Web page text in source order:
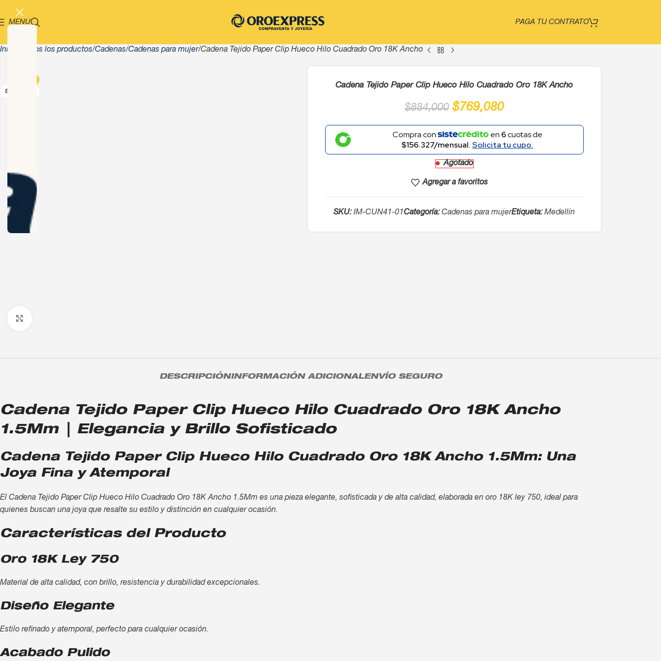
MENU PAGA TU CONTRATO
Inicio Todos los productos Cadenas Cadenas para mujer Cadena Tejido Paper Clip Hueco Hilo Cuadrado Oro 18K Ancho
SOLD OUT
Cadena Tejido Paper Clip Hueco Hilo Cuadrado Oro 18K Ancho
$884,000 $769,080
Compra con en 6cuotas de
$156.327/mensual.Solicita tu cupo.
Agotado
Agregar a favoritos
SKU:IM-CUN41-01Categoría: Cadenas para mujerEtiqueta: Medellín
DESCRIPCIÓNINFORMACIÓN ADICIONALENVÍO SEGURO
Cadena Tejido Paper Clip Hueco Hilo Cuadrado Oro 18K Ancho
1.5Mm | Elegancia y Brillo Sofisticado
Cadena Tejido Paper Clip Hueco Hilo Cuadrado Oro 18K Ancho 1.5Mm: Una
Joya Fina y Atemporal
El Cadena Tejido Paper Clip Hueco Hilo Cuadrado Oro 18K Ancho 1.5Mm es una pieza elegante, sofisticada y de alta calidad, elaborada en oro 18K ley 750, ideal para
quienes buscan una joya que resalte su estilo y distinción en cualquier ocasión.
Características del Producto
Oro 18K Ley 750
Material de alta calidad, con brillo, resistencia y durabilidad excepcionales.
Diseño Elegante
Estilo refinado y atemporal, perfecto para cualquier ocasión.
Acabado Pulido